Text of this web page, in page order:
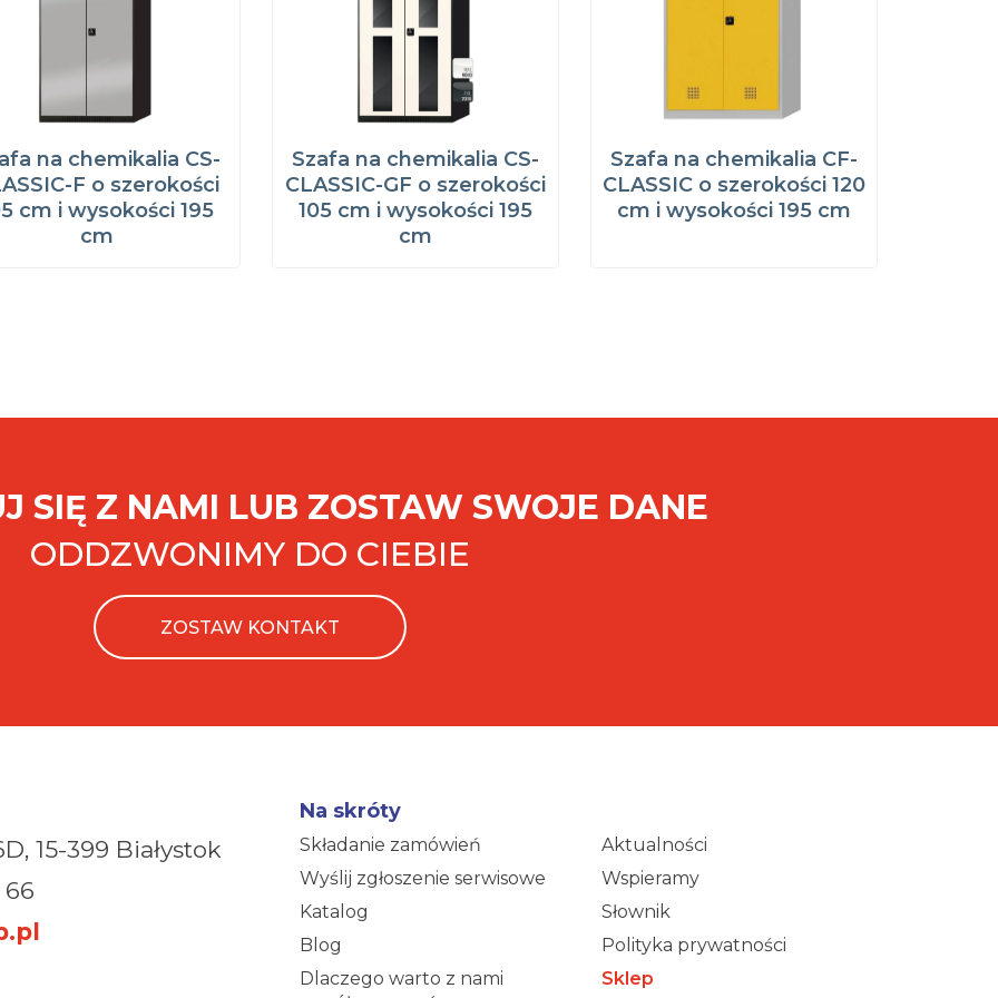
na chemikalia CS-
F o szerokości
cm i wysokości 195
cm
Szafa na chemikalia CS-
CLASSIC-GF o szerokości
105 cm i wysokości 195
cm
Szafa na chemikalia CF-
CLASSIC o szerokości 120
cm i wysokości 195 cm
SIĘ Z NAMI LUB ZOSTAW SWOJE DANE
ODDZWONIMY DO CIEBIE
ZOSTAW KONTAKT
15-399 Białystok
66
Na skróty
Składanie zamówień
Wyślij zgłoszenie serwisowe
Katalog
Blog
Dlaczego warto z nami
Aktualności
Wspieramy
Słownik
Polityka prywatności
Sklep